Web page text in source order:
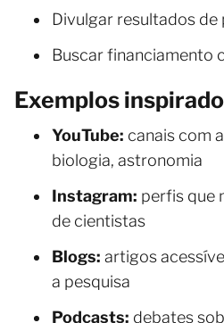
Divulgar resultados de
Buscar financiamento
Exemplos
YouTube: canais com
biologia, astronomia
Instagram: perfis que
de cientistas
Blogs: artigos
a pesquisa
Podcasts: debates